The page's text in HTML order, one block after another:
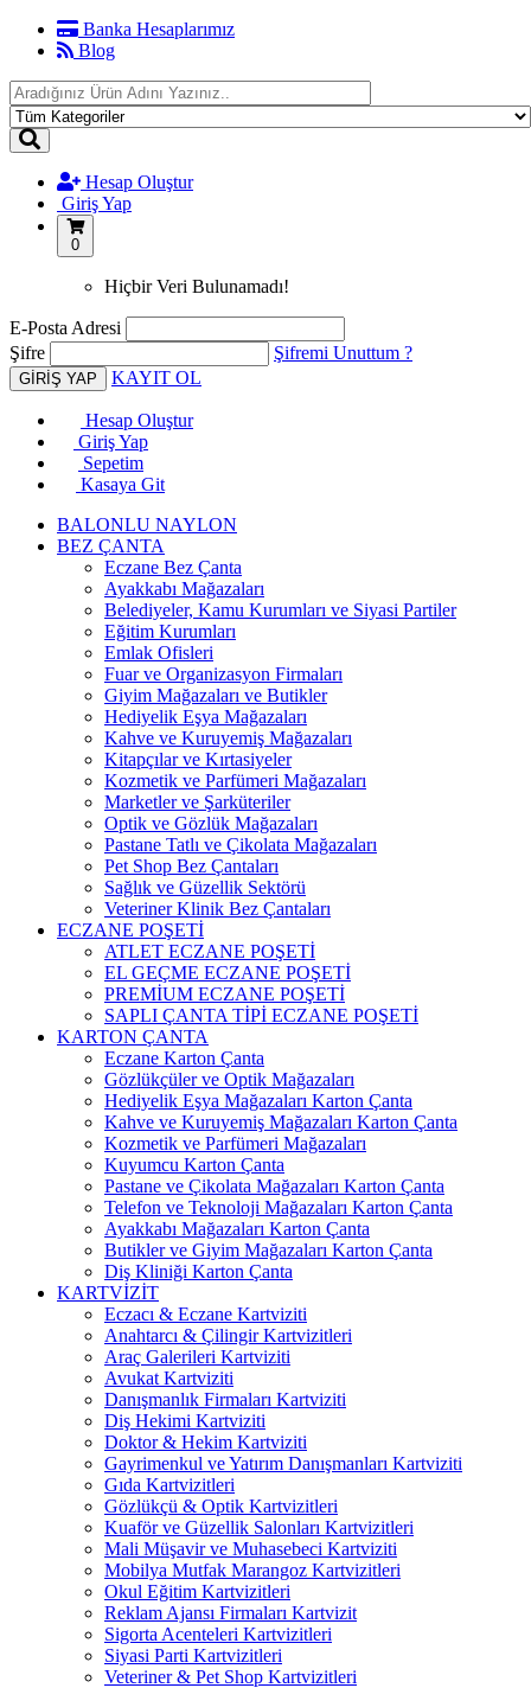
Banka Hesaplarımız
Blog
Hesap Oluştur
Giriş Yap
0
Hiçbir Veri Bulunamadı!
E-Posta Adresi
Şifre
Şifremi Unuttum ?
KAYIT OL
Hesap Oluştur
Giriş Yap
Sepetim
Kasaya Git
BALONLU NAYLON
BEZ ÇANTA
Eczane Bez Çanta
Ayakkabı Mağazaları
Belediyeler, Kamu Kurumları ve Siyasi Partiler
Eğitim Kurumları
Emlak Ofisleri
Fuar ve Organizasyon Firmaları
Giyim Mağazaları ve Butikler
Hediyelik Eşya Mağazaları
Kahve ve Kuruyemiş Mağazaları
Kitapçılar ve Kırtasiyeler
Kozmetik ve Parfümeri Mağazaları
Marketler ve Şarküteriler
Optik ve Gözlük Mağazaları
Pastane Tatlı ve Çikolata Mağazaları
Pet Shop Bez Çantaları
Sağlık ve Güzellik Sektörü
Veteriner Klinik Bez Çantaları
ECZANE POŞETİ
ATLET ECZANE POŞETİ
EL GEÇME ECZANE POŞETİ
PREMİUM ECZANE POŞETİ
SAPLI ÇANTA TİPİ ECZANE POŞETİ
KARTON ÇANTA
Eczane Karton Çanta
Gözlükçüler ve Optik Mağazaları
Hediyelik Eşya Mağazaları Karton Çanta
Kahve ve Kuruyemiş Mağazaları Karton Çanta
Kozmetik ve Parfümeri Mağazaları
Kuyumcu Karton Çanta
Pastane ve Çikolata Mağazaları Karton Çanta
Telefon ve Teknoloji Mağazaları Karton Çanta
Ayakkabı Mağazaları Karton Çanta
Butikler ve Giyim Mağazaları Karton Çanta
Diş Kliniği Karton Çanta
KARTVİZİT
Eczacı & Eczane Kartviziti
Anahtarcı & Çilingir Kartvizitleri
Araç Galerileri Kartviziti
Avukat Kartviziti
Danışmanlık Firmaları Kartviziti
Diş Hekimi Kartviziti
Doktor & Hekim Kartviziti
Gayrimenkul ve Yatırım Danışmanları Kartviziti
Gıda Kartvizitleri
Gözlükçü & Optik Kartvizitleri
Kuaför ve Güzellik Salonları Kartvizitleri
Mali Müşavir ve Muhasebeci Kartviziti
Mobilya Mutfak Marangoz Kartvizitleri
Okul Eğitim Kartvizitleri
Reklam Ajansı Firmaları Kartvizit
Sigorta Acenteleri Kartvizitleri
Siyasi Parti Kartvizitleri
Veteriner & Pet Shop Kartvizitleri